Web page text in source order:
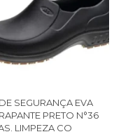
SEGURANÇA EVA
PRETO N°36
LIMPEZA CO